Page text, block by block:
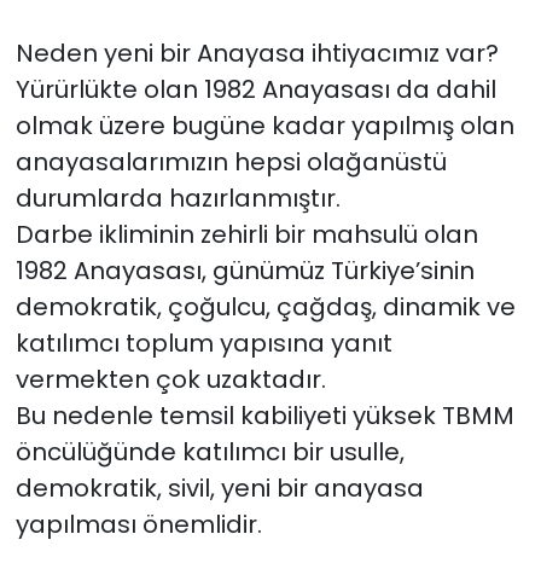
Neden yeni bir Anayasa ihtiyacımız var?
Yürürlükte olan 1982 Anayasası da dahil
olmak üzere bugüne kadar yapılmış olan
anayasalarımızın hepsi olağanüstü
durumlarda hazırlanmıştır.
Darbe ikliminin zehirli bir mahsulü olan
1982 Anayasası, günümüz Türkiye’sinin
demokratik, çoğulcu, çağdaş, dinamik ve
katılımcı toplum yapısına yanıt
vermekten çok uzaktadır.
Bu nedenle temsil kabiliyeti yüksek TBMM
öncülüğünde katılımcı bir usulle,
demokratik, sivil, yeni bir anayasa
yapılması önemlidir.